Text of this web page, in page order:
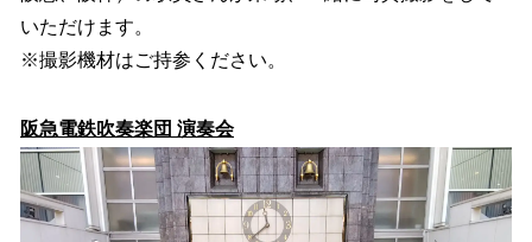
いただけます。
※撮影機材はご持参ください。
阪急電鉄吹奏楽団 演奏会